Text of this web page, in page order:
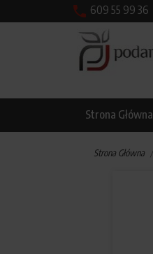
 609 55 99 36
Strona Główna
Strona Główna